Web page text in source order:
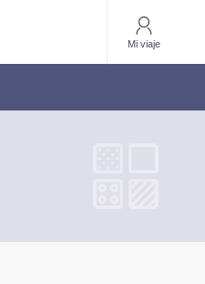
Mi viaje